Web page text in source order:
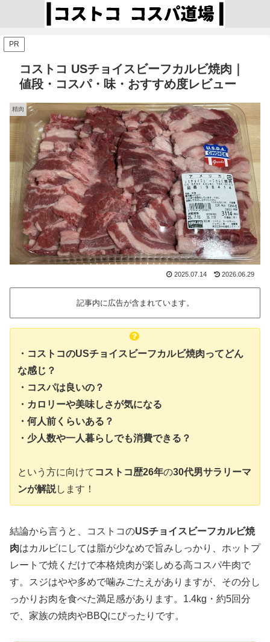
PR
コストコ USチョイスビーフカルビ焼肉｜
値段・コスパ・味・おすすめ度レビュー
精肉
2025.07.14 2026.06.29
記事内に広告が含まれています。
・コストコのUSチョイスビーフカルビ焼肉ってどん
な感じ？
・コスパは良いの？
・カロリーや美味しさが気になる
・何人前くらいある？
・少人数や一人暮らしでも消費できる？
という方に向けて コストコ歴26年の30代男サラリーマ
ンが解説します！
結論から言うと、コストコのUSチョイスビーフカルビ焼
肉はカルビにしては脂が少なめで旨みしっかり、ホットプ
レートで焼くだけで本格焼肉が楽しめる高コスパ牛肉で
す。スジはやや多めで噛みごたえがありますが、その分し
っかりお肉を食べた満足感があります。1.4kg・約5回分
で、家族の焼肉やBBQにぴったりです。